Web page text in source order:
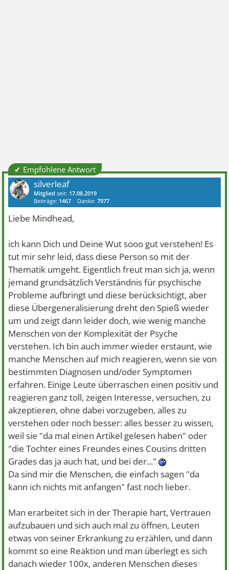
✔ Empfohlene Antwort
silverleaf
Mitglied seit: 17.08.2019
Beiträge: 1467 Danke:7977
Liebe Mindhead,
ich kann Dich und Deine Wut sooo gut verstehen! Es
tut mir sehr leid, dass diese Person so mit der
Thematik umgeht. Eigentlich freut man sich ja, wenn
jemand grundsätzlich Verständnis für psychische
Probleme aufbringt und diese berücksichtigt, aber
diese Übergeneralisierung dreht den Spieß wieder
um und zeigt dann leider doch, wie wenig manche
Menschen von der Komplexität der Psyche
verstehen. Ich bin auch immer wieder erstaunt, wie
manche Menschen auf mich reagieren, wenn sie von
bestimmten Diagnosen und/oder Symptomen
erfahren. Einige Leute überraschen einen positiv und
reagieren ganz toll, zeigen Interesse, versuchen, zu
akzeptieren, ohne dabei vorzugeben, alles zu
verstehen oder noch besser: alles besser zu wissen,
weil sie "da mal einen Artikel gelesen haben" oder
"die Tochter eines Freundes eines Cousins dritten
Grades das ja auch hat, und bei der..."
Da sind mir die Menschen, die einfach sagen "da
kann ich nichts mit anfangen" fast noch lieber.
Man erarbeitet sich in der Therapie hart, Vertrauen
aufzubauen und sich auch mal zu öffnen, Leuten
etwas von seiner Erkrankung zu erzählen, und dann
kommt so eine Reaktion und man überlegt es sich
danach wieder 100x, anderen Menschen dieses